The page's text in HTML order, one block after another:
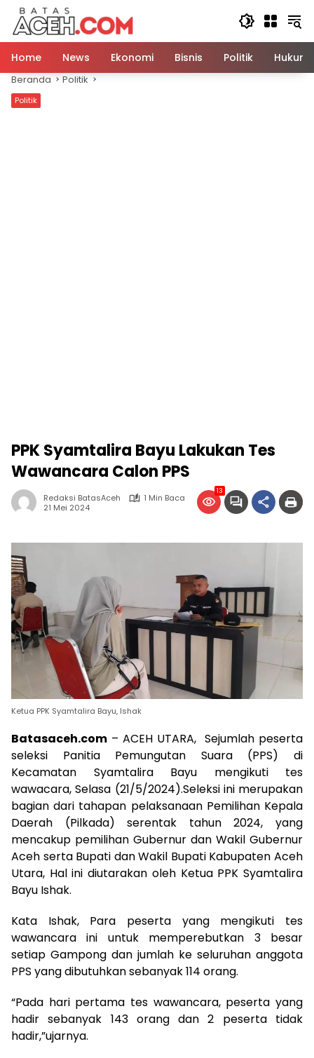
Langsung
konten
Home
News Ekonomi Bisnis Politik Hukum
Beranda Politik
Politik
PPK Syamtalira Bayu Lakukan Tes
Wawancara Calon PPS
Redaksi BatasAceh
1 Min Baca
21 Mei 2024
13
Ketua PPK Syamtalira Bayu, Ishak
Batasaceh.com – ACEH UTARA, Sejumlah peserta
seleksi Panitia Pemungutan Suara (PPS) di
Kecamatan Syamtalira Bayu mengikuti tes
wawacara, Selasa (21/5/2024).Seleksi ini merupakan
bagian dari tahapan pelaksanaan Pemilihan Kepala
Daerah (Pilkada) serentak tahun 2024, yang
mencakup pemilihan Gubernur dan Wakil Gubernur
Aceh serta Bupati dan Wakil Bupati Kabupaten Aceh
Utara, Hal ini diutarakan oleh Ketua PPK Syamtalira
Bayu Ishak.
Kata Ishak, Para peserta yang mengikuti tes
wawancara ini untuk memperebutkan 3 besar
setiap Gampong dan jumlah ke seluruhan anggota
PPS yang dibutuhkan sebanyak 114 orang.
“Pada hari pertama tes wawancara, peserta yang
hadir sebanyak 143 orang dan 2 peserta tidak
hadir,”ujarnya.